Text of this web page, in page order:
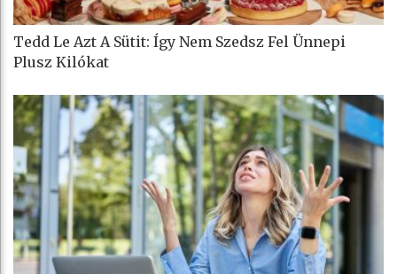
Tedd Le Azt A Sütit: Így Nem Szedsz Fel Ünnepi
Plusz Kilókat